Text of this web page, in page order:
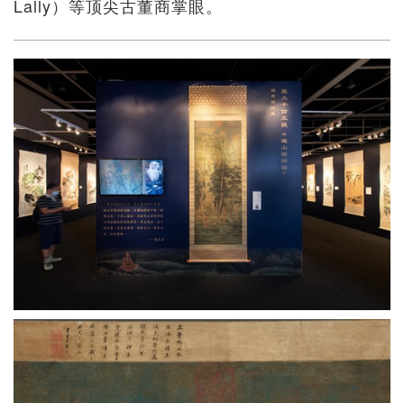
Lally）等顶尖古董商掌眼。